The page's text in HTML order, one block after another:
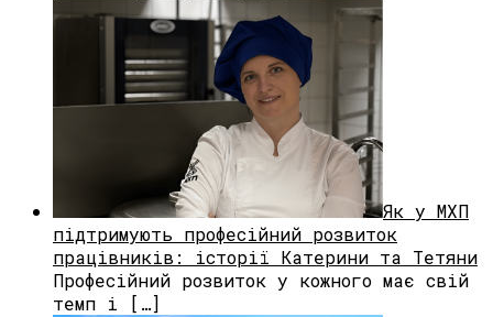
Як у МХП
підтримують професійний розвиток
працівників: історії Катерини та Тетяни
Професійний розвиток у кожного має свій
темп і […]